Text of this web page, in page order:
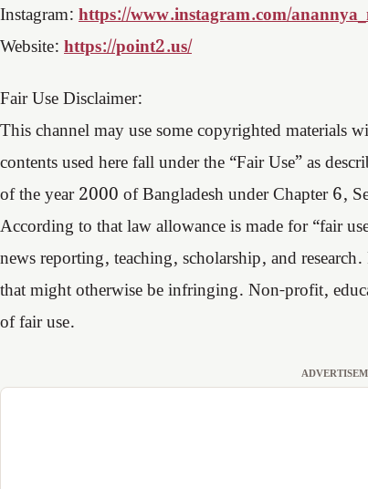
Instagram:https://www.instagram.com/
Website:https://point2.us/
Fair Use Disclaimer:
This channel may use some copyrighted materials
contents used here fall under the “Fair Use” as
of the year 2000 of Bangladesh under Chapter 6,
According to that law allowance is made for “fair
news reporting, teaching, scholarship, and
that might otherwise be infringing. Non-profit,
of fair use.